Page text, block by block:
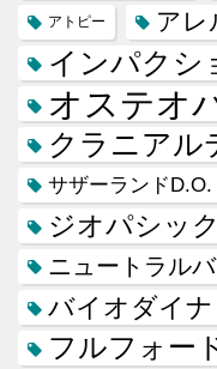
アトピー アレ
インパクシ
オステオ
クラニアル
サザーランドD.O.
ジオパシッ
ニュートラル
バイオダイ
フルフォー